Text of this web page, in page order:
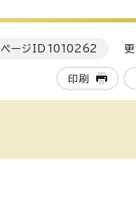
ページID 1010262 更
印刷